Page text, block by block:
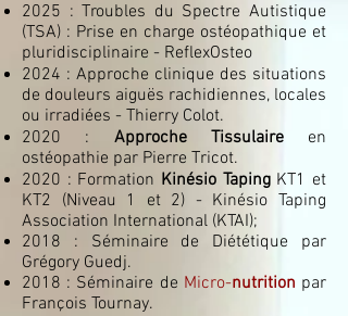
2025 : Troubles du Spectre Autistique
(TSA) : Prise en charge ostéopathique et
pluridisciplinaire - ReflexOsteo
2024 : Approche clinique des situations
de douleurs aiguës rachidiennes, locales
ou irradiées - Thierry Colot.
2020 : Approche Tissulaireen
ostéopathie par Pierre Tricot.
2020 : Formation Kinésio TapingKT1 et
KT2 (Niveau 1 et 2) - Kinésio Taping
Association International (KTAI);
2018 : Séminaire de Diététique par
Grégory Guedj.
2018 : Séminaire de Micro-nutrition par
François Tournay.